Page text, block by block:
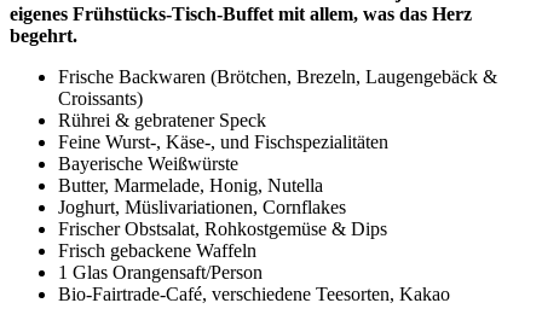
eigenes Frühstücks-Tisch-Buffet mit allem, was das Herz
begehrt.
Frische Backwaren (Brötchen, Brezeln, Laugen­gebäck &
Croissants)
Rührei & gebratener Speck
Feine Wurst-, Käse-, und Fischspezialitäten
Bayerische Weißwürste
Butter, Marmelade, Honig, Nutella
Joghurt, Müslivariationen, Cornflakes
Frischer Obstsalat, Rohkostgemüse & Dips
Frisch gebackene Waffeln
1 Glas Orangensaft/Person
Bio-Fairtrade-Café, verschiedene Teesorten, Kakao